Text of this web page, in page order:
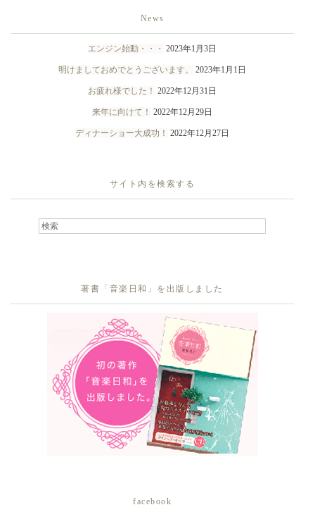
News
エンジン始動・・・ 2023年1月3日
明けましておめでとうございます。 2023年1月1日
お疲れ様でした！ 2022年12月31日
来年に向けて！ 2022年12月29日
ディナーショー大成功！ 2022年12月27日
サイト内を検索する
著書「音楽日和」を出版しました
facebook